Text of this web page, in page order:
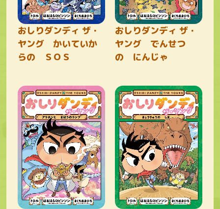
おしりダンディ ザ・
ヤング かいていか
らの ＳＯＳ
おしりダンディ ザ・
ヤング でんせつ
の にんじゃ